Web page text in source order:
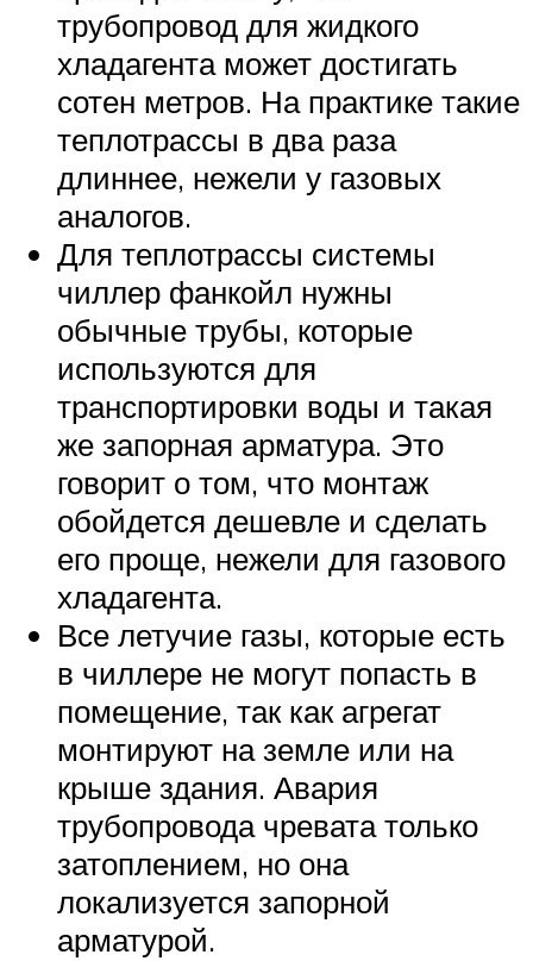
трубопровод для жидкого
хладагента может достигать
сотен метров. На практике такие
теплотрассы в два раза
длиннее, нежели у газовых
аналогов.
Для теплотрассы системы
чиллер фанкойл нужны
обычные трубы, которые
используются для
транспортировки воды и такая
же запорная арматура. Это
говорит о том, что монтаж
обойдется дешевле и сделать
его проще, нежели для газового
хладагента.
Все летучие газы, которые есть
в чиллере не могут попасть в
помещение, так как агрегат
монтируют на земле или на
крыше здания. Авария
трубопровода чревата только
затоплением, но она
локализуется запорной
арматурой.